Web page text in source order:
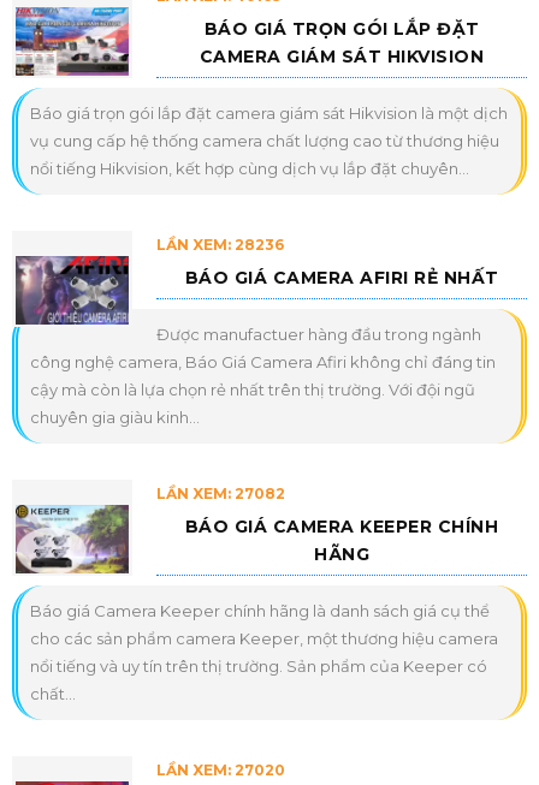
BÁO GIÁ TRỌN GÓI LẮP ĐẶT
CAMERA GIÁM SÁT HIKVISION
Báo giá trọn gói lắp đặt camera giám sát Hikvision là một dịch
vụ cung cấp hệ thống camera chất lượng cao từ thương hiệu
nổi tiếng Hikvision, kết hợp cùng dịch vụ lắp đặt chuyên...
LẦN XEM: 28236
BÁO GIÁ CAMERA AFIRI RẺ NHẤT
Được manufactuer hàng đầu trong ngành
công nghệ camera, Báo Giá Camera Afiri không chỉ đáng tin
cậy mà còn là lựa chọn rẻ nhất trên thị trường. Với đội ngũ
chuyên gia giàu kinh...
LẦN XEM: 27082
BÁO GIÁ CAMERA KEEPER CHÍNH
HÃNG
Báo giá Camera Keeper chính hãng là danh sách giá cụ thể
cho các sản phẩm camera Keeper, một thương hiệu camera
nổi tiếng và uy tín trên thị trường. Sản phẩm của Keeper có
chất...
LẦN XEM: 27020